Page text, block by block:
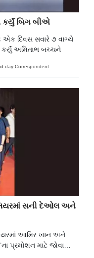
કર્યું બિગ બીએ
એક દિવસ સવારે ૭ વાગ્યે
કર્યું અમિતાભ બચ્ચને
day Correspondent
સની દેઓલ અને
આમિર ખાન અને
પ્રમોશન માટે જોવા